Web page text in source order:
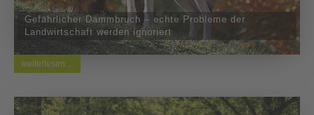
Gefährlicher Dammbruch – echte Probleme der
Landwirtschaft werden ignoriert
weiterlesen ...